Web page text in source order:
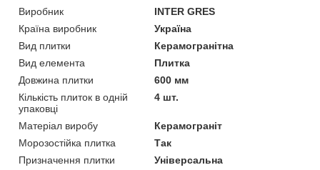
Виробник
INTER GRES
Країна виробник
Україна
Вид плитки
Керамогранітна
Вид елемента
Плитка
Довжина плитки
600 мм
Кількість плиток в одній
упаковці
4 шт.
Матеріал виробу
Керамограніт
Морозостійка плитка
Так
Призначення плитки
Універсальна